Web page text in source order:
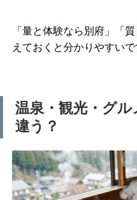
「量と体験なら別府」「
えておくと分かりやすいで
温泉・観光・グ
違う？